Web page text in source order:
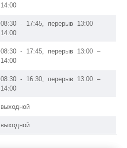
14:00
08:30 - 17:45, перерыв 13:00 –
14:00
08:30 - 17:45, перерыв 13:00 –
14:00
08:30 - 16:30, перерыв 13:00 –
14:00
выходной
выходной